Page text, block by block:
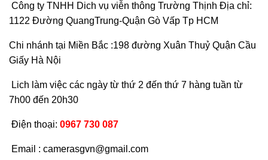
Công ty TNHH Dich vụ viễn thông Trường Thịnh Địa chỉ:
1122 Đường QuangTrung-Quận Gò Vấp Tp HCM
Chi nhánh tại Miền Bắc :198 đường Xuân Thuỷ Quận Cầu
Giấy Hà Nội
Lich làm việc các ngày từ thứ 2 đến thứ 7 hàng tuần từ
7h00 đến 20h30
Điện thoại: 0967 730 087
Email : camerasgvn@gmail.com